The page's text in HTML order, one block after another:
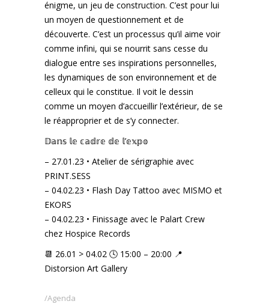
énigme, un jeu de construction. C’est pour lui
un moyen de questionnement et de
découverte. C’est un processus qu’il aime voir
comme infini, qui se nourrit sans cesse du
dialogue entre ses inspirations personnelles,
les dynamiques de son environnement et de
celleux qui le constitue. Il voit le dessin
comme un moyen d’accueillir l’extérieur, de se
le réapproprier et de s’y connecter.
𝔻𝕒𝕟𝕤 𝕝𝕖 𝕔𝕒𝕕𝕣𝕖 𝕕𝕖 𝕝’𝕖𝕩𝕡𝕠
– 27.01.23 • Atelier de sérigraphie avec
PRINT.SESS
– 04.02.23 • Flash Day Tattoo avec MISMO et
EKORS
– 04.02.23 • Finissage avec le Palart Crew
chez Hospice Records
📆 26.01 > 04.02 🕓 15:00 – 20:00 📍
Distorsion Art Gallery
Agenda